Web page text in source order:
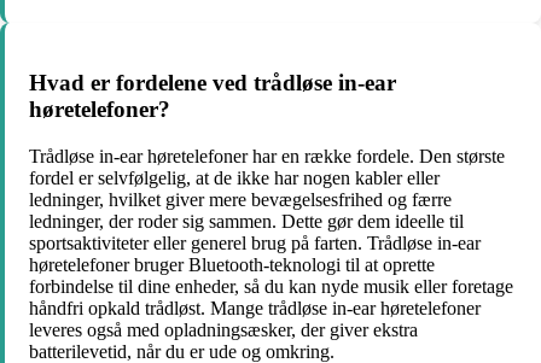
Hvad er fordelene ved trådløse in-ear
høretelefoner?
Trådløse in-ear høretelefoner har en række fordele. Den største
fordel er selvfølgelig, at de ikke har nogen kabler eller
ledninger, hvilket giver mere bevægelsesfrihed og færre
ledninger, der roder sig sammen. Dette gør dem ideelle til
sportsaktiviteter eller generel brug på farten. Trådløse in-ear
høretelefoner bruger Bluetooth-teknologi til at oprette
forbindelse til dine enheder, så du kan nyde musik eller foretage
håndfri opkald trådløst. Mange trådløse in-ear høretelefoner
leveres også med opladningsæsker, der giver ekstra
batterilevetid, når du er ude og omkring.